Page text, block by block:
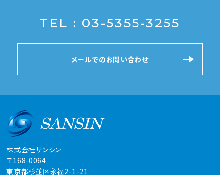
TEL : 03-5355-3255
メールでのお問い合わせ
株式会社サンシン
〒168-0064
東京都杉並区永福2-1-21